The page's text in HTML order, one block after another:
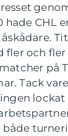
hade CHL
fler och fler
på
Tack vare
lockat